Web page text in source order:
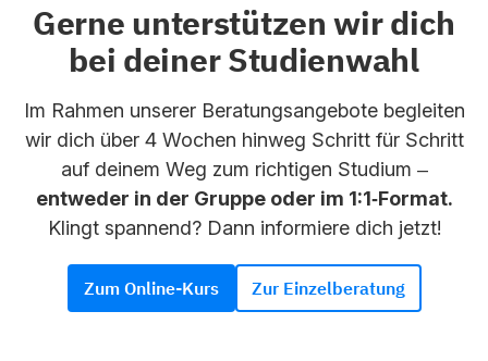
Gerne unterstützen wir dich
bei deiner Studienwahl
Im Rahmen unserer Beratungsangebote begleiten
wir dich über 4 Wochen hinweg Schritt für Schritt
auf deinem Weg zum richtigen Studium –
entweder in der Gruppe oder im 1:1‑Format.
Klingt spannend? Dann informiere dich jetzt!
Zum Online-Kurs Zur Einzelberatung